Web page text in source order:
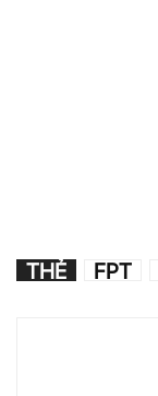
THẺ FPT